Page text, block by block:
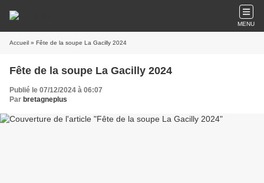
MENU
Accueil » Fête de la soupe La Gacilly 2024
Fête de la soupe La Gacilly 2024
Publié le 07/12/2024 à 06:07
Par bretagneplus